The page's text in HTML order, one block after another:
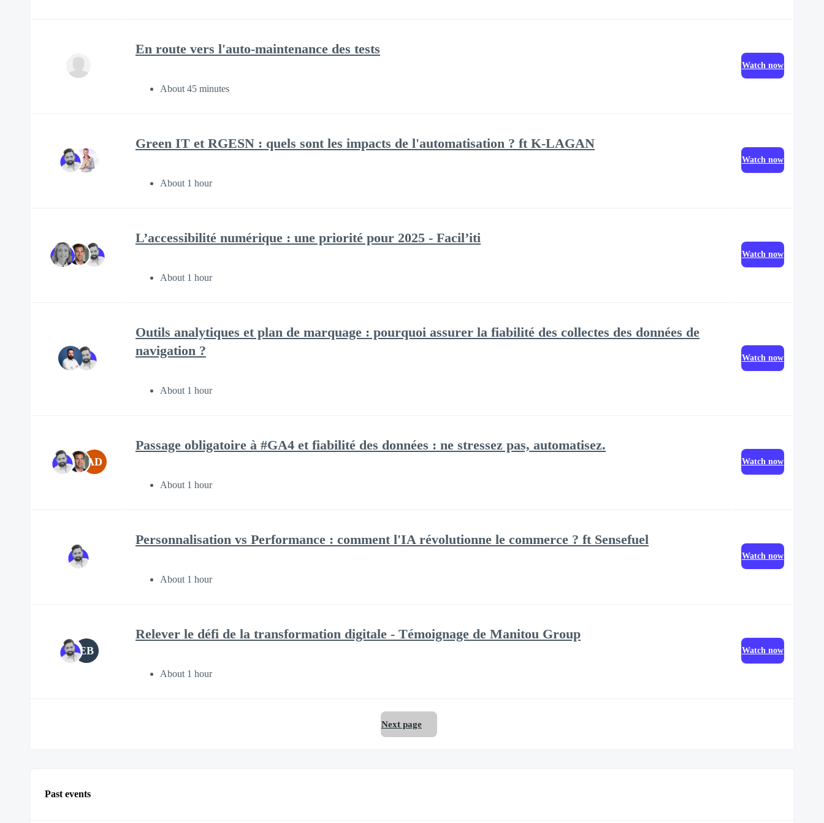
En route vers l'auto-maintenance des tests
About 45 minutes
Watch now
Green IT et RGESN : quels sont les impacts de l'automatisation ? ft K-LAGAN
About 1 hour
Watch now
L’accessibilité numérique : une priorité pour 2025 - Facil’iti
About 1 hour
Watch now
Outils analytiques et plan de marquage : pourquoi assurer la fiabilité des collectes des données de
navigation ?
About 1 hour
Watch now
AD
Passage obligatoire à #GA4 et fiabilité des données : ne stressez pas, automatisez.
About 1 hour
Watch now
Personnalisation vs Performance : comment l'IA révolutionne le commerce ? ft Sensefuel
About 1 hour
Watch now
EB
Relever le défi de la transformation digitale - Témoignage de Manitou Group
About 1 hour
Watch now
Next page
Past events